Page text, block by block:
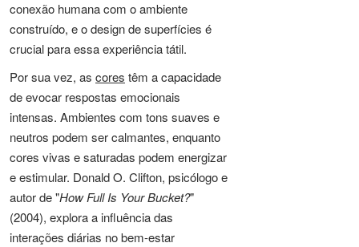
conexão humana com o ambiente
construído, e o design de superfícies é
crucial para essa experiência tátil.
Por sua vez, as cores têm a capacidade
de evocar respostas emocionais
intensas. Ambientes com tons suaves e
neutros podem ser calmantes, enquanto
cores vivas e saturadas podem energizar
e estimular. Donald O. Clifton, psicólogo e
autor de "How Full Is Your Bucket?"
(2004), explora a influência das
interações diárias no bem-estar